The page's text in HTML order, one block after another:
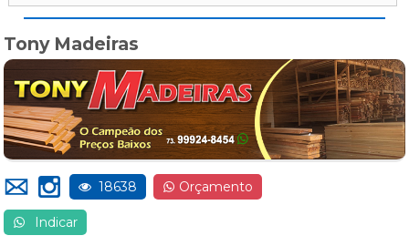
Tony Madeiras
18638 Orçamento
Indicar